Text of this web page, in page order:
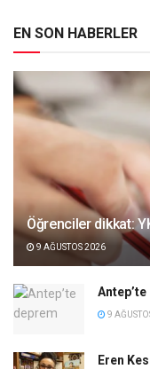
EN SON HABERLER
Öğrenciler dikkat:
9 AĞUSTOS 2026
9
Eren